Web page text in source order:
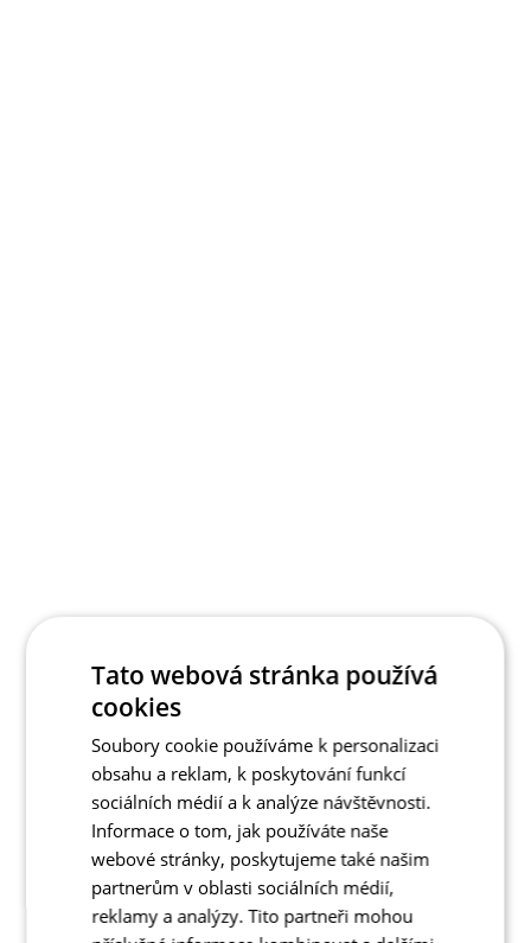
Tato webová stránka používá
cookies
Soubory cookie používáme k personalizaci
obsahu a reklam, k poskytování funkcí
sociálních médií a k analýze návštěvnosti.
Informace o tom, jak používáte naše
webové stránky, poskytujeme také našim
partnerům v oblasti sociálních médií,
reklamy a analýzy. Tito partneři mohou